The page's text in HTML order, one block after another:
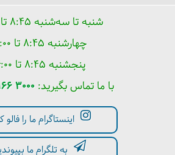
با یه توقف در سالن ترانزیت
باز می گردیم.
شنبه تا سه‌شنبه ۸:۴۵ تا ۱۶:۴۵
چهارشنبه ۸:۴۵ تا ۱۹:۰۰
پنجشنبه ۸:۴۵ تا ۱۶:۰۰
با ما تماس بگیرید: 3000
اینستاگرام ما را فالو
به تلگرام ما